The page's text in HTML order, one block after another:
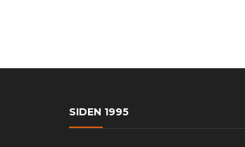
SIDEN 1995